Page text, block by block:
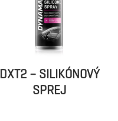
DXT2 – SILIKÓNOVÝ
SPREJ